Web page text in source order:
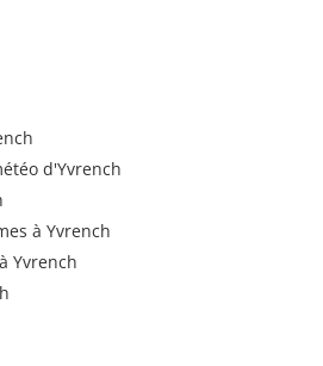
d'Yvrench
à Yvrench
Yvrench